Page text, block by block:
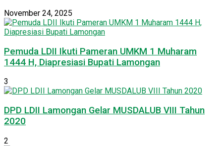
November 24, 2025
Pemuda LDII Ikuti Pameran UMKM 1 Muharam
1444 H, Diapresiasi Bupati Lamongan
3
DPD LDII Lamongan Gelar MUSDALUB VIII Tahun
2020
2